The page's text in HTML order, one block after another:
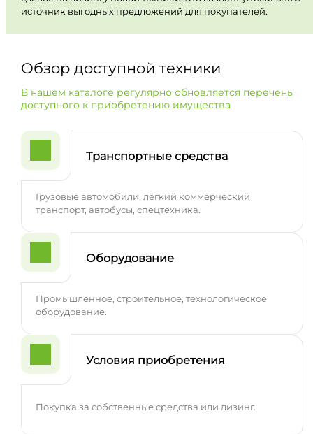
источник выгодных предложений для покупателей.
Обзор доступной техники
В нашем каталоге регулярно обновляется перечень
доступного к приобретению имущества
Транспортные средства
Грузовые автомобили, лёгкий коммерческий
транспорт, автобусы, спецтехника.
Оборудование
Промышленное, строительное, технологическое
оборудование.
Условия приобретения
Покупка за собственные средства или лизинг.